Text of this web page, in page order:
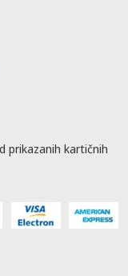
prikazanih kartičnih